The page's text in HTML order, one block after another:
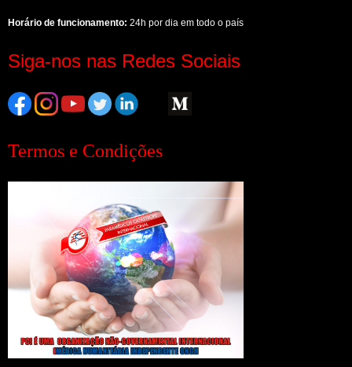
Horário de funcionamento: 24h por dia em todo o país
Siga-nos nas Redes Sociais
Termos e Condições